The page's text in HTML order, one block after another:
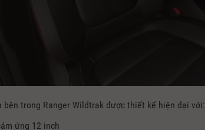
bên trong Ranger Wildtrak được thiết kế hiện đại với:
ứng 12 inch